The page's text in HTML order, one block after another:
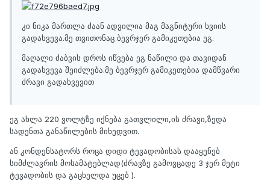
კი ნიკა მართლა ძაან ადვილია მაგ მაგნიტური ხვიის
გადახვევა.მე თვითონაც ბევრჯერ გამიკეთებია ეგ.
მაღალი ძაბვის დროს იწვება ეგ ნაწილი და თავიდან
გადახვევა შეიძლება.მე ბევრჯერ გამიკეთებია დამწვარი
ძრავი გადახვევით
ეგ ახლა 220 ვოლტზე იქნება გათვლილი,ის ძრავი,ზედა
სადენთა განაწილების მიხედვით.
ან კონდენსატორს როცა დიდი ტევადობისას დააყენებ
სიმძლავრის მოსამატებლად(ძრავზე გამოვცადე 3 ჯერ მეტი
ტევადობის და გაცხელდა უცებ ).